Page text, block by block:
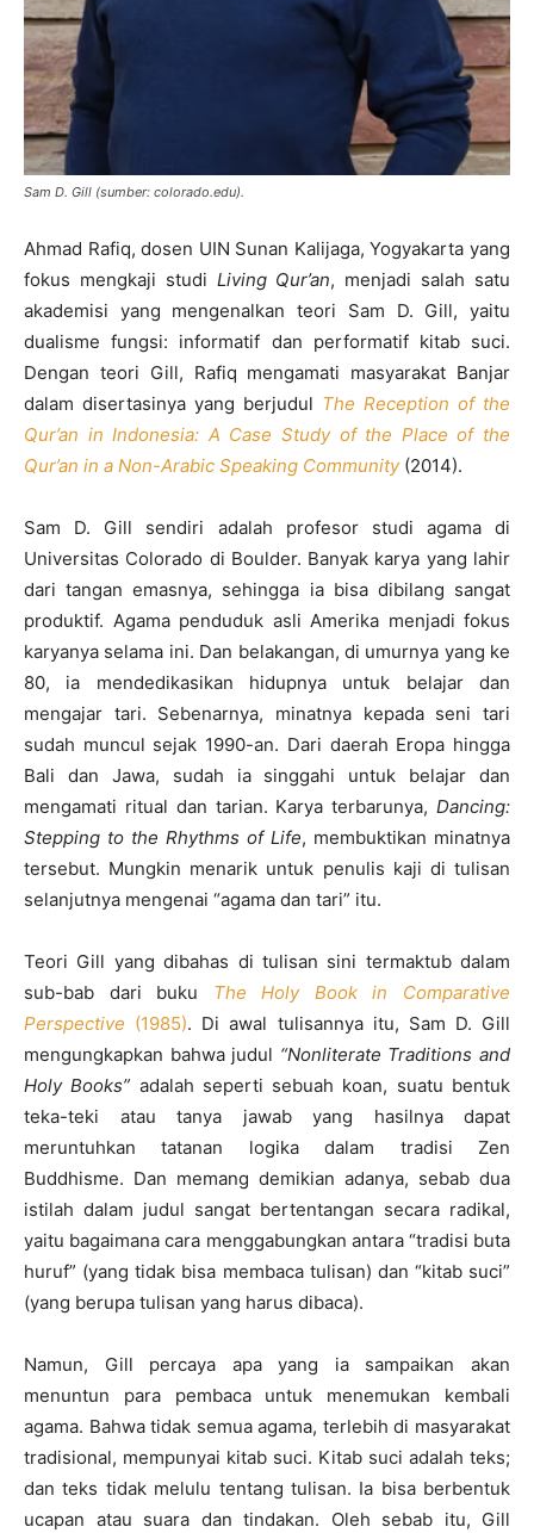
Sam D. Gill (sumber: colorado.edu).
Ahmad Rafiq, dosen UIN Sunan Kalijaga, Yogyakarta yang
fokus mengkaji studi Living Qur’an, menjadi salah satu
akademisi yang mengenalkan teori Sam D. Gill, yaitu
dualisme fungsi: informatif dan performatif kitab suci.
Dengan teori Gill, Rafiq mengamati masyarakat Banjar
dalam disertasinya yang berjudul The Reception of the
Qur’an in Indonesia: A Case Study of the Place of the
Qur’an in a Non-Arabic Speaking Community (2014).
Sam D. Gill sendiri adalah profesor studi agama di
Universitas Colorado di Boulder. Banyak karya yang lahir
dari tangan emasnya, sehingga ia bisa dibilang sangat
produktif. Agama penduduk asli Amerika menjadi fokus
karyanya selama ini. Dan belakangan, di umurnya yang ke
80, ia mendedikasikan hidupnya untuk belajar dan
mengajar tari. Sebenarnya, minatnya kepada seni tari
sudah muncul sejak 1990-an. Dari daerah Eropa hingga
Bali dan Jawa, sudah ia singgahi untuk belajar dan
mengamati ritual dan tarian. Karya terbarunya, Dancing:
Stepping to the Rhythms of Life, membuktikan minatnya
tersebut. Mungkin menarik untuk penulis kaji di tulisan
selanjutnya mengenai “agama dan tari” itu.
Teori Gill yang dibahas di tulisan sini termaktub dalam
sub-bab dari buku The Holy Book in Comparative
Perspective (1985). Di awal tulisannya itu, Sam D. Gill
mengungkapkan bahwa judul “Nonliterate Traditions and
Holy Books” adalah seperti sebuah koan, suatu bentuk
teka-teki atau tanya jawab yang hasilnya dapat
meruntuhkan tatanan logika dalam tradisi Zen
Buddhisme. Dan memang demikian adanya, sebab dua
istilah dalam judul sangat bertentangan secara radikal,
yaitu bagaimana cara menggabungkan antara “tradisi buta
huruf” (yang tidak bisa membaca tulisan) dan “kitab suci”
(yang berupa tulisan yang harus dibaca).
Namun, Gill percaya apa yang ia sampaikan akan
menuntun para pembaca untuk menemukan kembali
agama. Bahwa tidak semua agama, terlebih di masyarakat
tradisional, mempunyai kitab suci. Kitab suci adalah teks;
dan teks tidak melulu tentang tulisan. Ia bisa berbentuk
ucapan atau suara dan tindakan. Oleh sebab itu, Gill